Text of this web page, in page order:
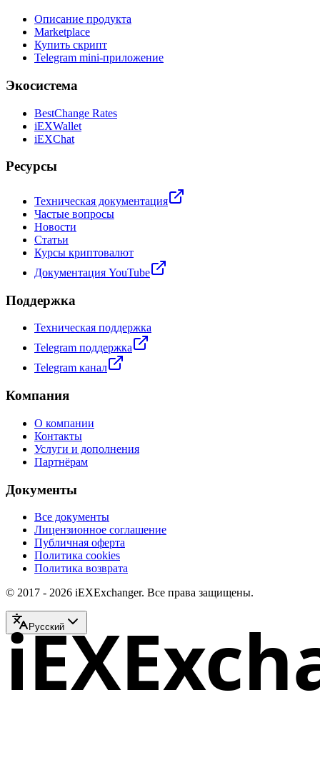
Описание продукта
Marketplace
Купить скрипт
Telegram mini-приложение
Экосистема
BestChange Rates
iEXWallet
iEXChat
Ресурсы
Техническая документация
Частые вопросы
Новости
Статьи
Курсы криптовалют
Документация YouTube
Поддержка
Техническая поддержка
Telegram поддержка
Telegram канал
Компания
О компании
Контакты
Услуги и дополнения
Партнёрам
Документы
Все документы
Лицензионное соглашение
Публичная оферта
Политика cookies
Политика возврата
© 2017 - 2026 iEXExchanger. Все права защищены.
Русский